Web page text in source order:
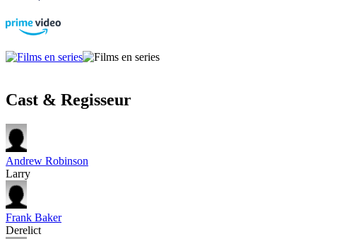
Cast & Regisseur
Andrew Robinson
Larry
Frank Baker
Derelict